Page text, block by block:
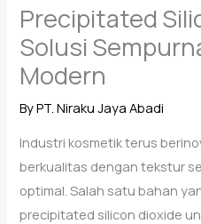
Precipitated
Solusi
Modern
ByPT. Niraku Jaya Abadi
Industri kosmetik terus
berkualitas dengan tekstur
optimal. Salah satu bahan
precipitated silicon dioxide